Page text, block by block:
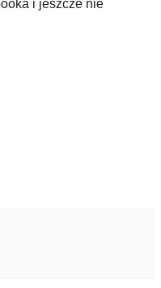
i jeszcze nie